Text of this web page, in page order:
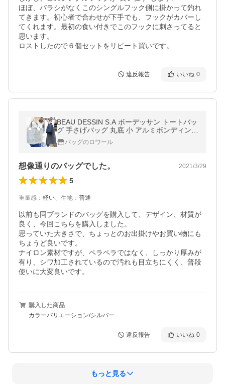
ほぼ、バラシがなくこのシングルフック側に掛かって釣れ
てきます。初心者で合わせが下手でも、フックがカバーし
てくれます。最初の食い付きでこのフックに刺さってると
思います。
ロストしたので６個セットをリピート買いです。
違反報告 いいね 0
BEAU DESSIN S.A ボーデッサン トートバッ
グ 手さげバッグ 丸底 小 アルミボンディング
レディース 日本製 AB5048
バッグのロワール
想像通りのバッグでした。 2021/3/29
5
重量感 ： 軽い、 生地 ： 普通
以前も同ブランドのバッグを購入して、デザイン、材質が
良く、今回こちらを購入しました。
思っていた大きさで、ちょっとのお出掛けやお買い物にも
ちょうど良いです。
ナイロン素材ですが、ペラペラではなく、しっかり厚みが
有り、シワ加工されているので汚れも目立ちにくく、普段
使いに大変良いです。
購入した商品
カラーバリエーション/シルバー
違反報告 いいね 0
もっと見る